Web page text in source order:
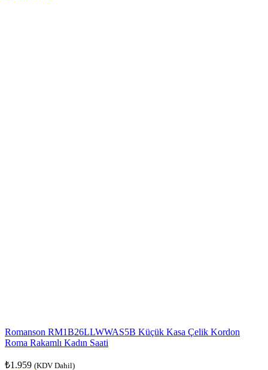
Romanson RM1B26LLWWAS5B Küçük Kasa Çelik Kordon
Roma Rakamlı Kadın Saati
₺1.959 (KDV Dahil)